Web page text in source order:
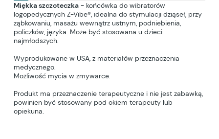
Miękka szczoteczka - końcówka do wibratorów
logopedycznych Z-Vibe®, idealna do stymulacji dziąseł, przy
ząbkowaniu, masażu wewnątrz ustnym, podniebienia,
policzków, języka. Może być stosowana u dzieci
najmłodszych.
Wyprodukowane w USA, z materiałów przeznaczenia
medycznego.
Możliwość mycia w zmywarce.
Produkt ma przeznaczenie terapeutyczne i nie jest zabawką,
powinien być stosowany pod okiem terapeuty lub
opiekuna.